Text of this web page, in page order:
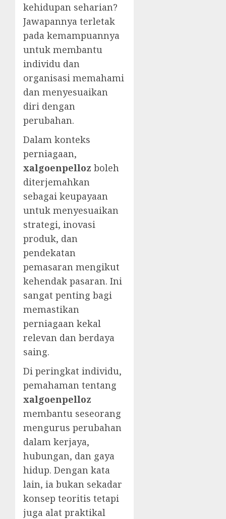
kehidupan seharian?
Jawapannya terletak
pada kemampuannya
untuk membantu
individu dan
organisasi memahami
dan menyesuaikan
diri dengan
perubahan.
Dalam konteks
perniagaan,
xalgoenpelloz boleh
diterjemahkan
sebagai keupayaan
untuk menyesuaikan
strategi, inovasi
produk, dan
pendekatan
pemasaran mengikut
kehendak pasaran. Ini
sangat penting bagi
memastikan
perniagaan kekal
relevan dan berdaya
saing.
Di peringkat individu,
pemahaman tentang
xalgoenpelloz
membantu seseorang
mengurus perubahan
dalam kerjaya,
hubungan, dan gaya
hidup. Dengan kata
lain, ia bukan sekadar
konsep teoritis tetapi
juga alat praktikal